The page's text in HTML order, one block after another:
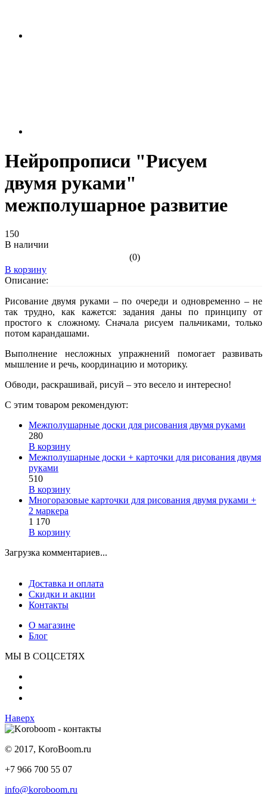
Нейропрописи "Рисуем
двумя руками"
межполушарное развитие
150
В наличии
(0)
В корзину
Описание:
Рисование двумя руками – по очереди и одновременно – не
так трудно, как кажется: задания даны по принципу от
простого к сложному. Сначала рисуем пальчиками, только
потом карандашами.
Выполнение несложных упражнений помогает развивать
мышление и речь, координацию и моторику.
Обводи, раскрашивай, рисуй – это весело и интересно!
С этим товаром рекомендуют:
Межполушарные доски для рисования двумя руками
280
В корзину
Межполушарные доски + карточки для рисования двумя
руками
510
В корзину
Многоразовые карточки для рисования двумя руками +
2 маркера
1 170
В корзину
Загрузка комментариев...
Доставка и оплата
Скидки и акции
Контакты
О магазине
Блог
МЫ В СОЦСЕТЯХ
Наверх
© 2017, KoroBoom.ru
+7 966 700 55 07
info@koroboom.ru